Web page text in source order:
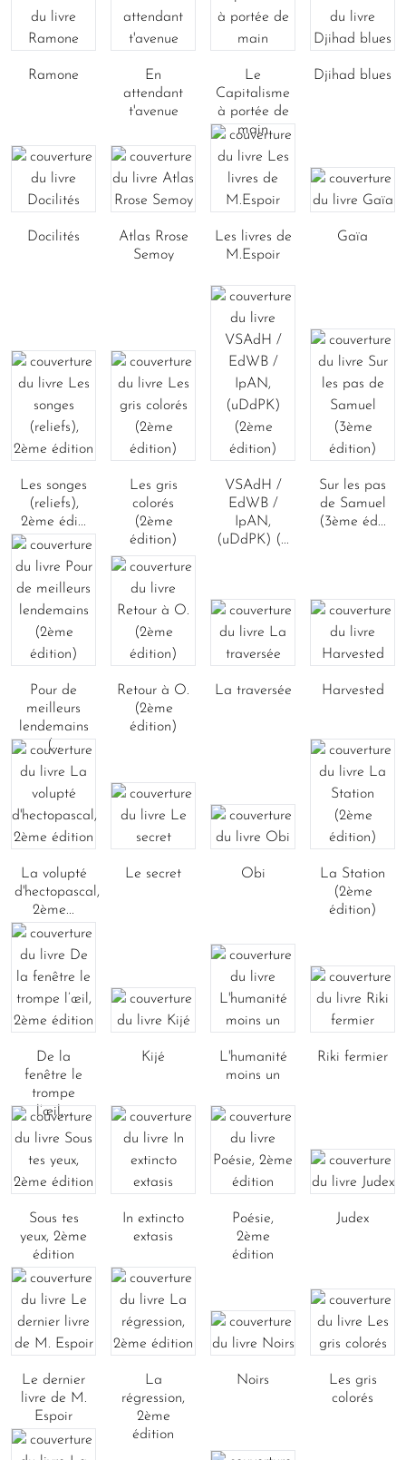
Ramone
En
attendant
t'avenue
Le
Capitalisme
à portée de
main
Djihad blues
Docilités
Atlas Rrose
Semoy
Les livres de
M.Espoir
Gaïa
Les songes
(reliefs),
2ème édi...
Les gris
colorés
(2ème
édition)
VSAdH /
EdWB /
IpAN,
(uDdPK) (...
Sur les pas
de Samuel
(3ème éd...
Pour de
meilleurs
lendemains
(...
Retour à O.
(2ème
édition)
La traversée Harvested
La volupté
d'hectopascal,
2ème...
Le secret Obi
La Station
(2ème
édition)
De la
fenêtre le
trompe
l’œil,...
Kijé
L'humanité
moins un
Riki fermier
Sous tes
yeux, 2ème
édition
In extincto
extasis
Poésie,
2ème
édition
Judex
Le dernier
livre de M.
Espoir
La
régression,
2ème
édition
Noirs
Les gris
colorés